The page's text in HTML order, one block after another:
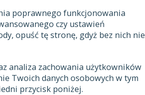
poprawnego funkcjonowania
czy ustawień
opuść tę stronę, gdyż bez nich nie
analiza zachowania użytkowników
Twoich danych osobowych w tym
przycisk poniżej.
autorzy tekstów źródłowych
zasady opracowania
najnowsze hasła
ostatnio zmodyfikowane